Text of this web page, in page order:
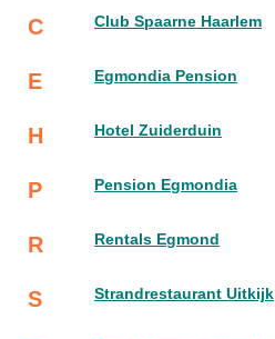
C Club Spaarne Haarlem
E Egmondia Pension
H Hotel Zuiderduin
P Pension Egmondia
R Rentals Egmond
S Strandrestaurant Uitkijk